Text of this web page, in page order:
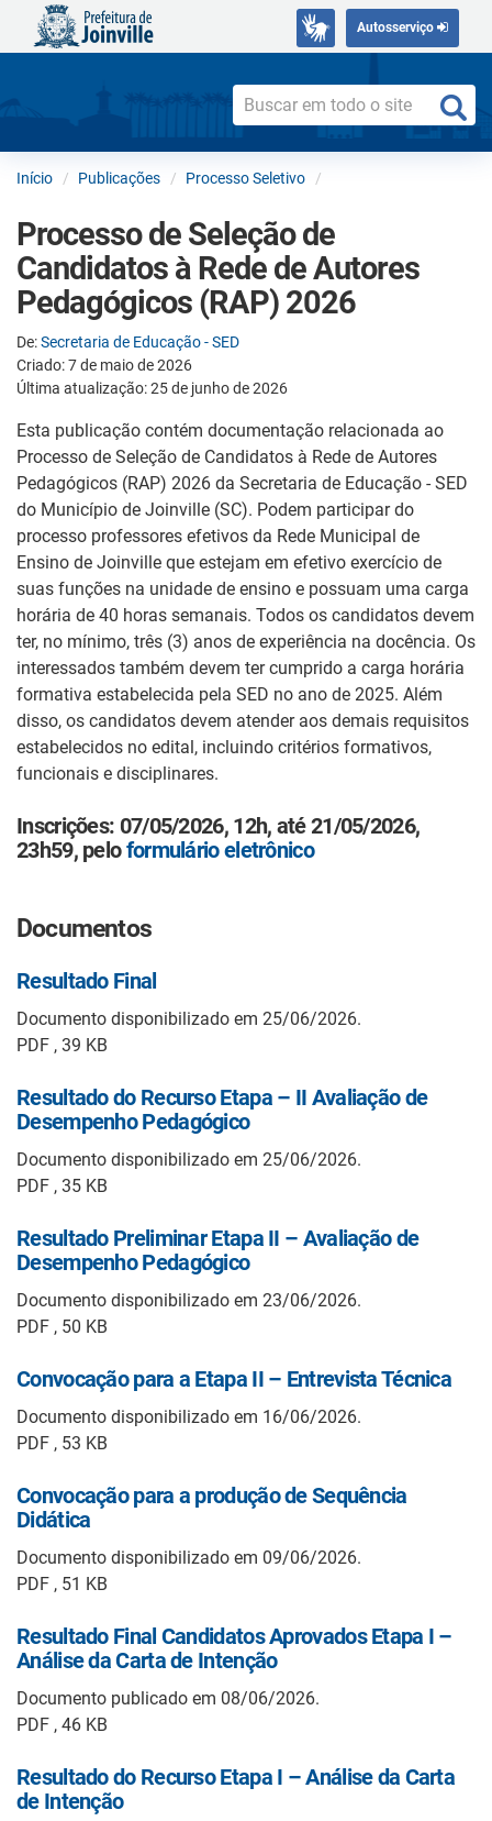
Autosserviço
Início Publicações Processo Seletivo
Processo de Seleção de
Candidatos à Rede de Autores
Pedagógicos (RAP) 2026
De:Secretaria de Educação - SED
Criado: 7 de maio de 2026
Última atualização: 25 de junho de 2026
Esta publicação contém documentação relacionada ao
Processo de Seleção de Candidatos à Rede de Autores
Pedagógicos (RAP) 2026 da Secretaria de Educação - SED
do Município de Joinville (SC). Podem participar do
processo professores efetivos da Rede Municipal de
Ensino de Joinville que estejam em efetivo exercício de
suas funções na unidade de ensino e possuam uma carga
horária de 40 horas semanais. Todos os candidatos devem
ter, no mínimo, três (3) anos de experiência na docência. Os
interessados também devem ter cumprido a carga horária
formativa estabelecida pela SED no ano de 2025. Além
disso, os candidatos devem atender aos demais requisitos
estabelecidos no edital, incluindo critérios formativos,
funcionais e disciplinares.
Inscrições: 07/05/2026, 12h, até 21/05/2026,
23h59, peloformulário eletrônico
Documentos
Resultado Final
Documento disponibilizado em 25/06/2026.
PDF , 39 KB
Resultado do Recurso Etapa – II Avaliação de
Desempenho Pedagógico
Documento disponibilizado em 25/06/2026.
PDF , 35 KB
Resultado Preliminar Etapa II – Avaliação de
Desempenho Pedagógico
Documento disponibilizado em 23/06/2026.
PDF , 50 KB
Convocação para a Etapa II – Entrevista Técnica
Documento disponibilizado em 16/06/2026.
PDF , 53 KB
Convocação para a produção de Sequência
Didática
Documento disponibilizado em 09/06/2026.
PDF , 51 KB
Resultado Final Candidatos Aprovados Etapa I –
Análise da Carta de Intenção
Documento publicado em 08/06/2026.
PDF , 46 KB
Resultado do Recurso Etapa I – Análise da Carta
de Intenção